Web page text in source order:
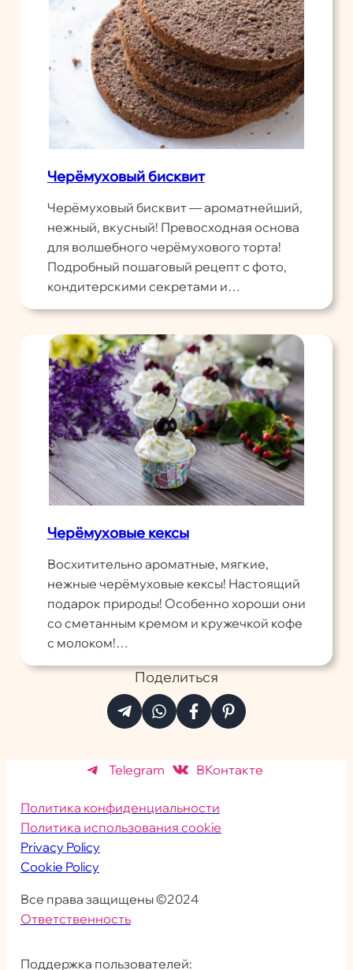
Черёмуховый бисквит
Черёмуховый бисквит — ароматнейший,
нежный, вкусный! Превосходная основа
для волшебного черёмухового торта!
Подробный пошаговый рецепт с фото,
кондитерскими секретами и…
Черёмуховые кексы
Восхитительно ароматные, мягкие,
нежные черёмуховые кексы! Настоящий
подарок природы! Особенно хороши они
со сметанным кремом и кружечкой кофе
с молоком!…
Поделиться
Telegram ВКонтакте
Политика конфиденциальности
Политика использования cookie
Privacy Policy
Cookie Policy
Все права защищены ©2024
Ответственность
Поддержка пользователей: